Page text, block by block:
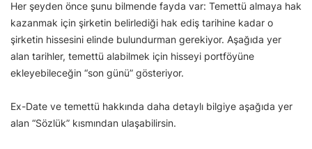
Her şeyden önce şunu bilmende fayda var: Temettü almaya hak
kazanmak için şirketin belirlediği hak ediş tarihine kadar o
şirketin hissesini elinde bulundurman gerekiyor. Aşağıda yer
alan tarihler, temettü alabilmek için hisseyi portföyüne
ekleyebileceğin “son günü” gösteriyor.
Ex-Date ve temettü hakkında daha detaylı bilgiye aşağıda yer
alan “Sözlük” kısmından ulaşabilirsin.